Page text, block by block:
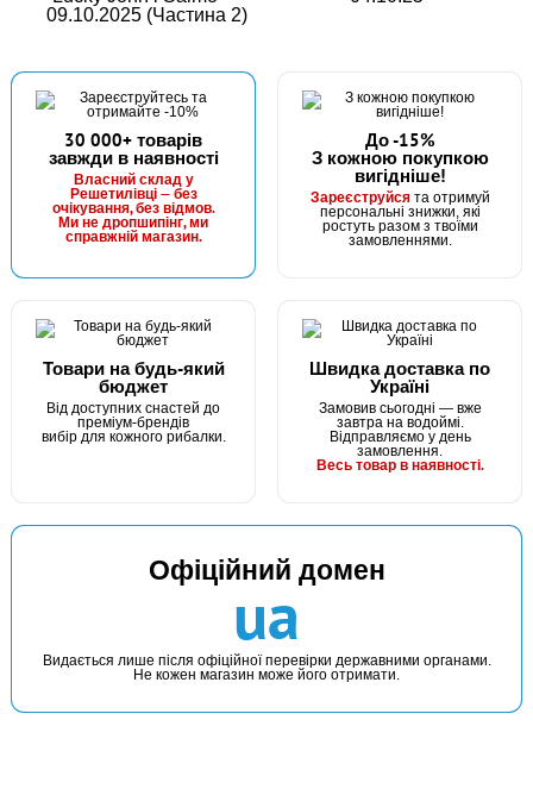
09.10.2025 (Частина 2)
30 000+ товарів
завжди в наявності
Власний склад у
Решетилівці — без
очікування, без відмов.
Ми не дропшипінг, ми
справжній магазин.
До -15%
З кожною покупкою
вигідніше!
Зареєструйсята отримуй
персональні знижки, які
ростуть разом з твоїми
замовленнями.
Товари на будь-який
бюджет
Від доступних снастей до
преміум-брендів
вибір для кожного рибалки.
Швидка доставка по
Україні
Замовив сьогодні — вже
завтра на водоймі.
Відправляємо у день
замовлення.
Весь товар в наявності.
Офіційний домен
ua
Видається лише після офіційної перевірки державними органами.
Не кожен магазин може його отримати.